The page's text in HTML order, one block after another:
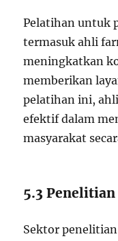
Pelatihan untuk
termasuk ahli
meningkatkan
memberikan
pelatihan ini,
efektif dalam
masyarakat
5.3
Sektor